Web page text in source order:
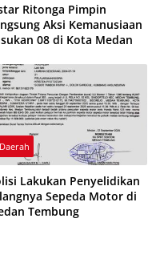
Ritonga Pimpin
Aksi Kemanusiaan
08 di Kota Medan
Daerah
Lakukan Penyelidikan
Sepeda Motor di
Tembung